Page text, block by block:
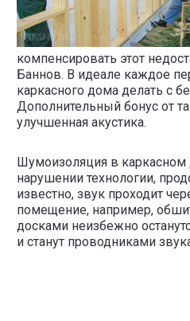
компенсировать этот
Баннов. В идеале каждое
каркасного дома делать с
Дополнительный бонус от
улучшенная акустика.
Шумоизоляция в каркасном
нарушении технологии,
известно, звук проходит
помещение, например,
досками неизбежно
и станут проводниками